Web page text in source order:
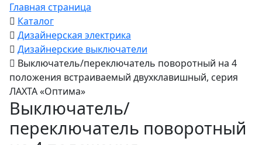
Главная страница
Каталог
Дизайнерская электрика
Дизайнерские выключатели
Выключатель/переключатель поворотный на 4
положения встраиваемый двухклавишный, серия
ЛАХТА «Оптима»
Выключатель/
переключатель поворотный